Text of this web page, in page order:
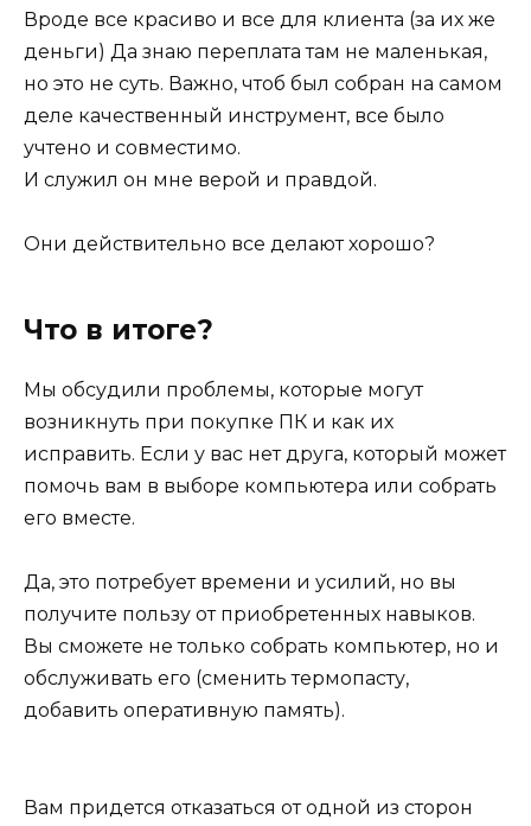
Вроде все красиво и все для клиента (за их же
деньги) Да знаю переплата там не маленькая,
но это не суть. Важно, чтоб был собран на самом
деле качественный инструмент, все было
учтено и совместимо.
И служил он мне верой и правдой.
Они действительно все делают хорошо?
Что в итоге?
Мы обсудили проблемы, которые могут
возникнуть при покупке ПК и как их
исправить. Если у вас нет друга, который может
помочь вам в выборе компьютера или собрать
его вместе.
Да, это потребует времени и усилий, но вы
получите пользу от приобретенных навыков.
Вы сможете не только собрать компьютер, но и
обслуживать его (сменить термопасту,
добавить оперативную память).
Вам придется отказаться от одной из сторон